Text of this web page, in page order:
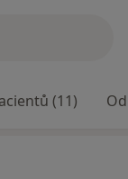
(11)